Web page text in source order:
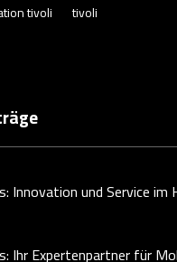
tivoli
tivoli
Innovation und Service im
Ihr Expertenpartner für